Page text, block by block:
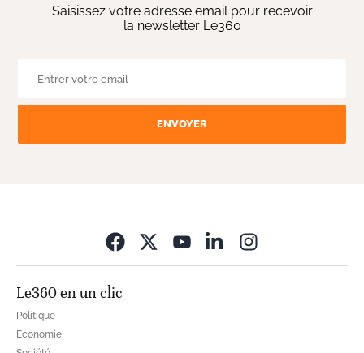
Saisissez votre adresse email pour recevoir
la newsletter Le360
ENVOYER
Le360 en un clic
Politique
Economie